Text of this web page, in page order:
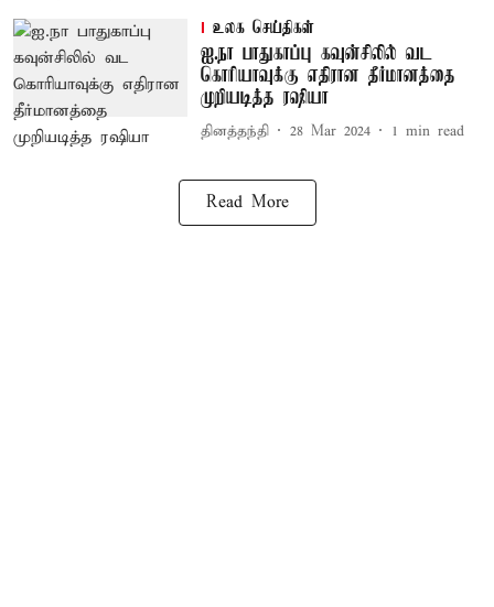
உலக செய்திகள்
ஐ.நா பாதுகாப்பு கவுன்சிலில் வட
கொரியாவுக்கு எதிரான தீர்மானத்தை
முறியடித்த ரஷியா
தினத்தந்தி 28 Mar 2024 1 min read
Read More